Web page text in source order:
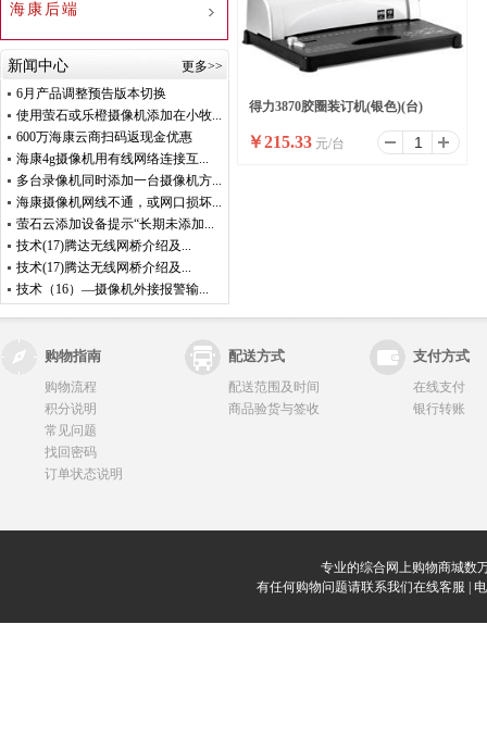
海康后端
新闻中心
更多>>
6月产品调整预告版本切换
使用萤石或乐橙摄像机添加在小牧...
600万海康云商扫码返现金优惠
海康4g摄像机用有线网络连接互...
多台录像机同时添加一台摄像机方...
海康摄像机网线不通，或网口损坏...
萤石云添加设备提示“长期未添加...
技术(17)腾达无线网桥介绍及...
技术(17)腾达无线网桥介绍及...
技术（16）—摄像机外接报警输...
得力3870胶圈装订机(银色)(台)
￥215.33 元/台
购物指南 配送方式 支付方式
购物流程
积分说明
常见问题
找回密码
订单状态说明
配送范围及时间
商品验货与签收
在线支付
银行转账
专业的综合网上购物商城数
有任何购物问题请联系我们在线客服 | 电